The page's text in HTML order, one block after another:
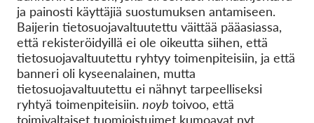
ja painosti käyttäjiä suostumuksen antamiseen.
Baijerin tietosuojavaltuutettu väittää pääasiassa,
että rekisteröidyillä ei ole oikeutta siihen, että
tietosuojavaltuutettu ryhtyy toimenpiteisiin, ja että
banneri oli kyseenalainen, mutta
tietosuojavaltuutettu ei nähnyt tarpeelliseksi
ryhtyä toimenpiteisiin. noyb toivoo, että
toimivaltaiset tuomioistuimet kumoavat nyt